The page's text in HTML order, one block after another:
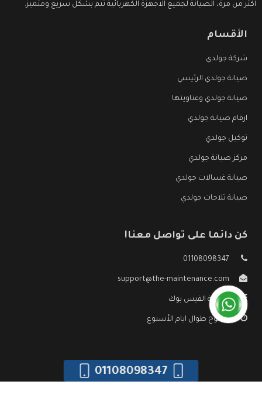
اكثر من مرة، الصيانة لجميع الاجهزة الكهربائية تتم بشكل سريع ومتميز.
الأقسام
شركة جولدي
صيانة جولدي الرئيسي
صيانة جولدي وعناوينها
ارقام صيانة جولدي
توكيل جولدي
مركز صيانة جولدي
صيانة غسالات جولدي
صيانة ثلاجات جولدي
كن دائما على تواصل معنا!
01108098347
support@the-maintenance.com
صفحة الفيس بوك
مفتوح طوال ايام الأسبوع
01108098347